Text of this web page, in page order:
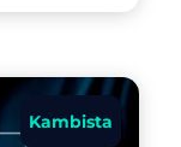
Kambista